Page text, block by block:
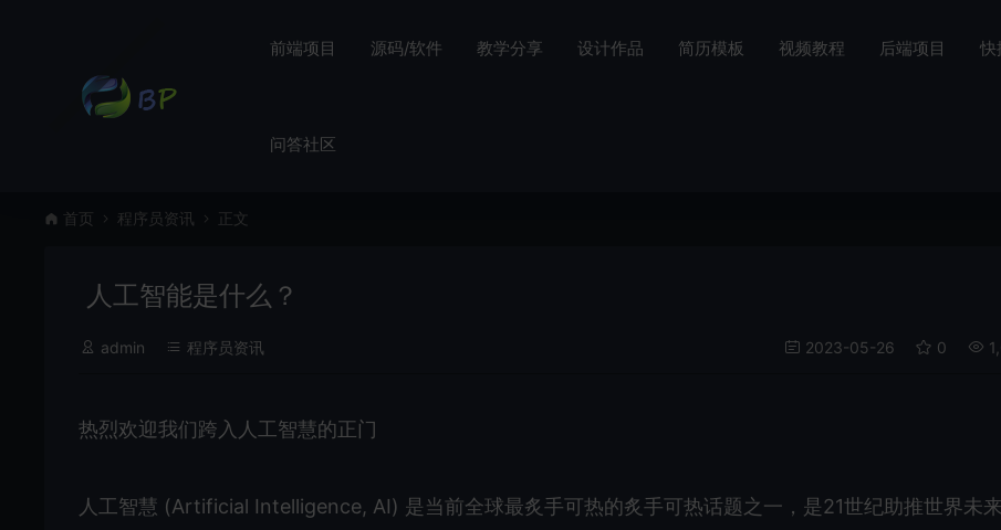
前端项目 源码/软件 教学分享 设计作品 简历模板 视频教程 后端项目 快
问答社区
首页 程序员资讯 正文
人工智能是什么？
admin 程序员资讯 2023-05-26 0
热烈欢迎我们跨入人工智慧的正门
人工智慧 (Artificial Intelligence, AI) 是当前全球最炙手可热的炙手可热话题之一，是21世纪助推世界未